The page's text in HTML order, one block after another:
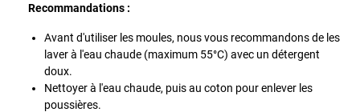
Recommandations :
Avant d'utiliser les moules, nous vous recommandons de les
laver à l'eau chaude (maximum 55°C) avec un détergent
doux.
Nettoyer à l'eau chaude, puis au coton pour enlever les
poussières.